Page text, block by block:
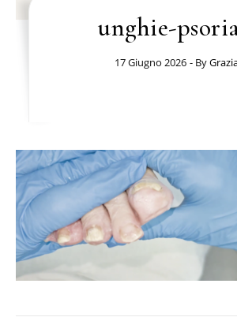
unghie-
17 Giugno 2026 - By